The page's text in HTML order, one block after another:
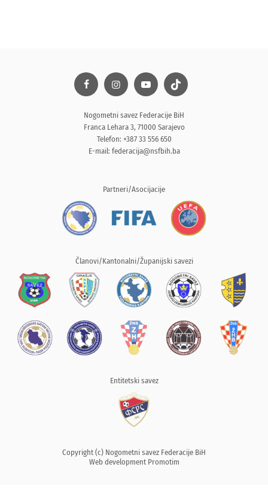
Nogometni savez Federacije BiH
Franca Lehara 3, 71000 Sarajevo
Telefon: +387 33 556 650
E-mail: federacija@nsfbih.ba
Partneri/Asocijacije
Članovi/Kantonalni/Županijski savezi
Entitetski savez
Copyright (c) Nogometni savez Federacije BiH
Web development Promotim